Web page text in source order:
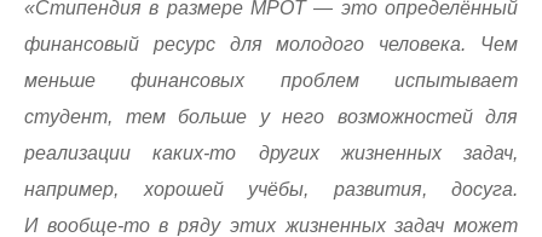
«Стипендия в размере МРОТ — это определённый
финансовый ресурс для молодого человека. Чем
меньше финансовых проблем испытывает
студент, тем больше у него возможностей для
реализации каких-то других жизненных задач,
например, хорошей учёбы, развития, досуга.
И вообще-то в ряду этих жизненных задач может